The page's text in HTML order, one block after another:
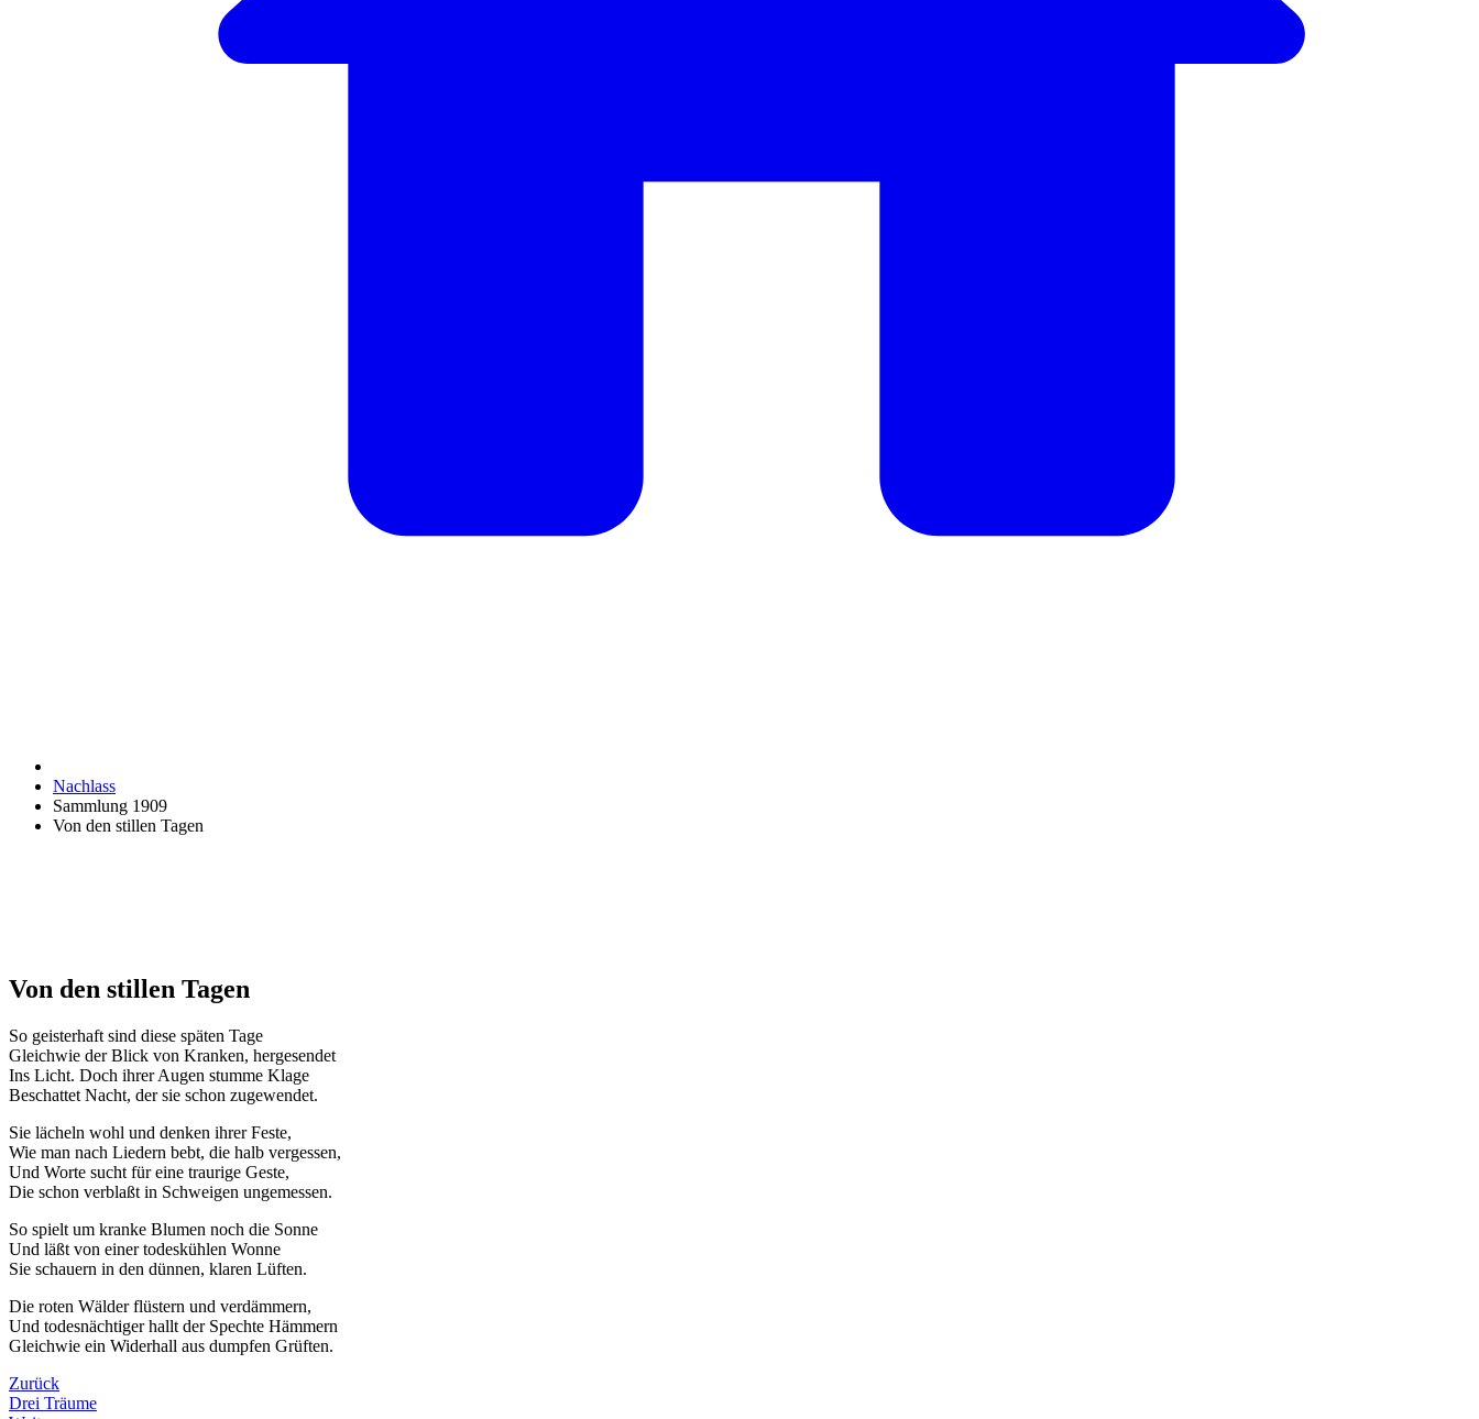
Nachlass
Sammlung 1909
Von den stillen Tagen
Von den stillen Tagen
So geisterhaft sind diese späten Tage
Gleichwie der Blick von Kranken, hergesendet
Ins Licht. Doch ihrer Augen stumme Klage
Beschattet Nacht, der sie schon zugewendet.
Sie lächeln wohl und denken ihrer Feste,
Wie man nach Liedern bebt, die halb vergessen,
Und Worte sucht für eine traurige Geste,
Die schon verblaßt in Schweigen ungemessen.
So spielt um kranke Blumen noch die Sonne
Und läßt von einer todeskühlen Wonne
Sie schauern in den dünnen, klaren Lüften.
Die roten Wälder flüstern und verdämmern,
Und todesnächtiger hallt der Spechte Hämmern
Gleichwie ein Widerhall aus dumpfen Grüften.
Zurück
Drei Träume